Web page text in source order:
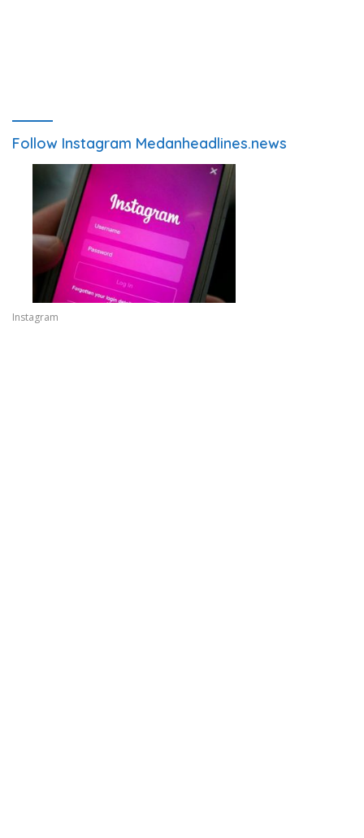
Follow Instagram Medanheadlines.news
Instagram